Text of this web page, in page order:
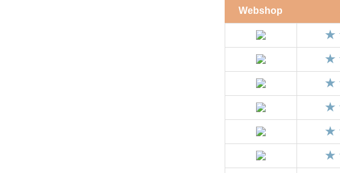
Webshop